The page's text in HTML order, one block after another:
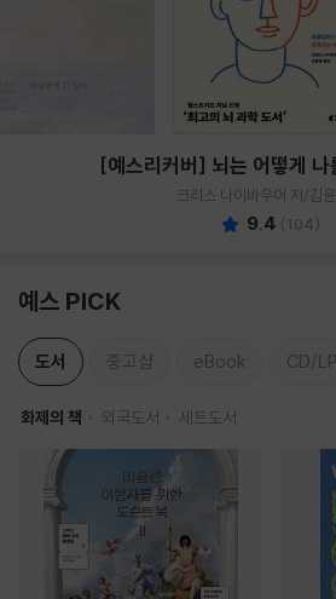
[예스리커버] 뇌는 어떻게 나
크리스 나이바우어 저/김
9.4 (104)
예스 PICK
도서 중고샵 eBook CD/LP
화제의 책 외국도서 세트도서